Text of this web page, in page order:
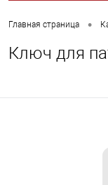
Главная страница •
Ключ для